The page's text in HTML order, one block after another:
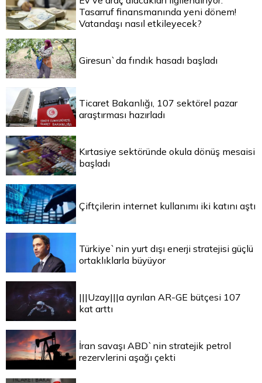
Tasarruf finansmanında yeni dönem!
Vatandaşı nasıl etkileyecek?
Giresun`da fındık hasadı başladı
Ticaret Bakanlığı, 107 sektörel pazar
araştırması hazırladı
Kırtasiye sektöründe okula dönüş mesaisi
başladı
Çiftçilerin internet kullanımı iki katını aştı
Türkiye`nin yurt dışı enerji stratejisi güçlü
ortaklıklarla büyüyor
|||Uzay|||a ayrılan AR-GE bütçesi 107
kat arttı
İran savaşı ABD`nin stratejik petrol
rezervlerini aşağı çekti